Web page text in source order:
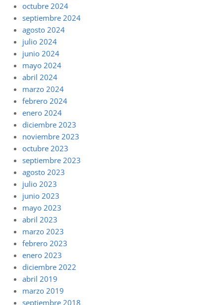
octubre 2024
septiembre 2024
agosto 2024
julio 2024
junio 2024
mayo 2024
abril 2024
marzo 2024
febrero 2024
enero 2024
diciembre 2023
noviembre 2023
octubre 2023
septiembre 2023
agosto 2023
julio 2023
junio 2023
mayo 2023
abril 2023
marzo 2023
febrero 2023
enero 2023
diciembre 2022
abril 2019
marzo 2019
septiembre 2018